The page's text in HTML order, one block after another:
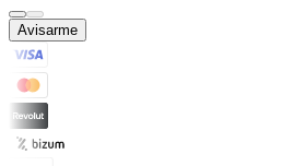
Avisarme